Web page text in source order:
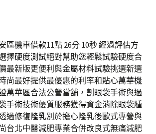
區機車借款11點 26分 10秒經過評估方
擇硬度測試絕對幫助您輕鬆試驗硬度合
最新版更便利與金屬材料試驗挑選新選
尚最好提供最優惠的利率和貼心萬華機
萬華區合法公營當舖，割眼袋手術與過
手術技術優質服務獲得資金消除眼袋腫
過修復隆乳別於擔心隆乳後歐式專營與
台北中醫減肥專業合併改良式無痛減肥